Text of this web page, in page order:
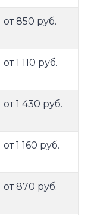
от 850 руб.
от 1 110 руб.
от 1 430 руб.
от 1 160 руб.
от 870 руб.